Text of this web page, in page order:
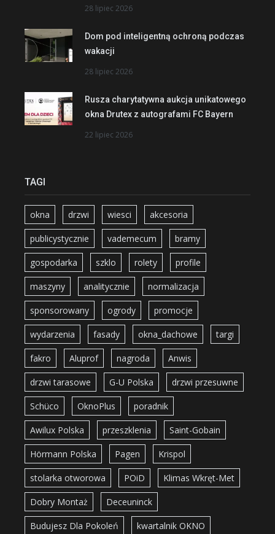
28 lipiec 2026
Dom pod inteligentną ochroną podczas
wakacji
28 lipiec 2026
Rusza charytatywna aukcja unikatowego
okna Drutex z autografami FC Bayern
22 lipiec 2026
TAGI
okna drzwi wiesci akcesoria
publicystycznie vademecum bramy
gospodarka szklo rolety profile
maszyny analitycznie normalizacja
sponsorowany ogrody promocje
wydarzenia fasady okna_dachowe targi
fakro Aluprof nagroda Anwis
drzwi tarasowe G-U Polska drzwi przesuwne
Schüco OknoPlus poradnik
Awilux Polska przeszklenia Saint-Gobain
Hörmann Polska Pagen Krispol
stolarka otworowa POiD Klimas Wkręt-Met
Dobry Montaż Deceuninck
Budujesz Dla Pokoleń kwartalnik OKNO